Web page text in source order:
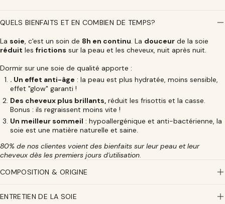
QUELS BIENFAITS ET EN COMBIEN DE TEMPS?
La soie, c'est un soin de 8h en continu. La douceur de la soie
réduit les frictions sur la peau et les cheveux, nuit après nuit.
Dormir sur une soie de qualité apporte :
. Un effet anti-âge : la peau est plus hydratée, moins sensible,
effet "glow" garanti !
Des cheveux plus brillants, réduit les frisottis et la casse.
Bonus : ils regraissent moins vite !
Un meilleur sommeil : hypoallergénique et anti-bactérienne, la
soie est une matière naturelle et saine.
80% de nos clientes voient des bienfaits sur leur peau et leur
cheveux dès les premiers jours d'utilisation.
COMPOSITION & ORIGINE
ENTRETIEN DE LA SOIE